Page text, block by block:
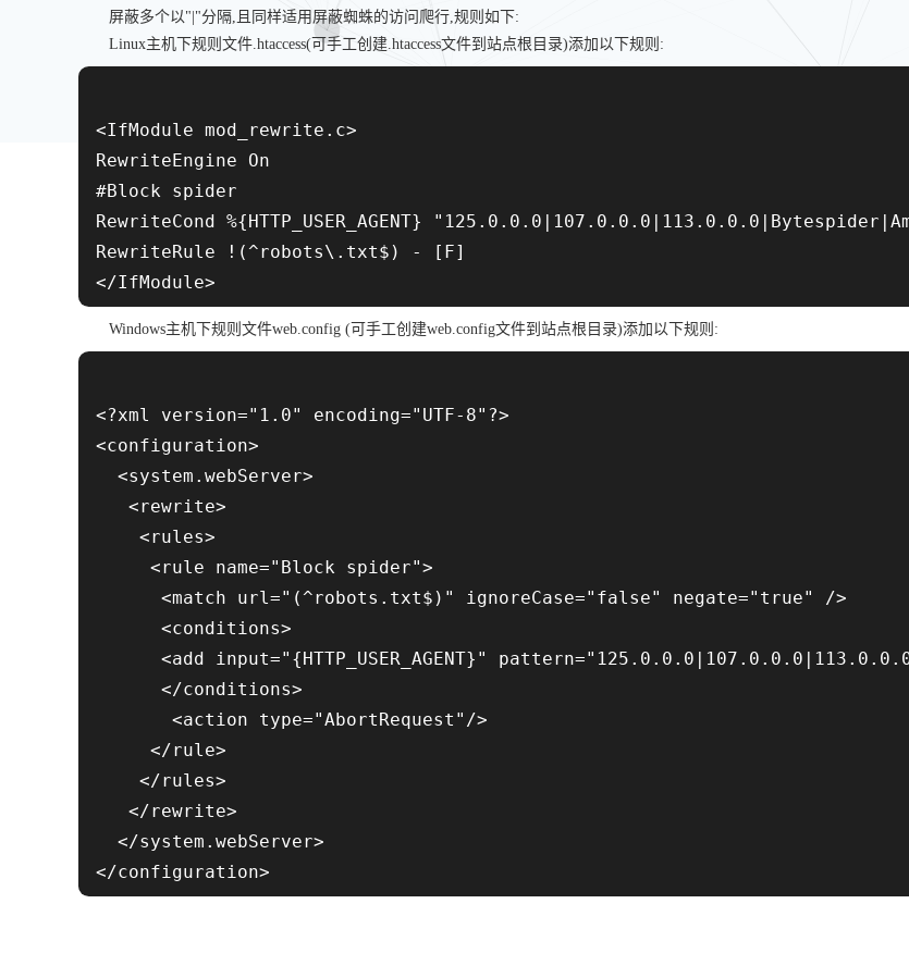
屏蔽多个以"|"分隔,且同样适用屏蔽蜘蛛的访问爬行,规则如下:
Linux主机下规则文件.htaccess(可手工创建.htaccess文件到站点根目录)添加以下规则:
<IfModule mod_rewrite.c>
RewriteEngine On
#Block spider
RewriteCond %{HTTP_USER_AGENT}
RewriteRule !(^robots\.txt$) - [F]
</IfModule>
Windows主机下规则文件web.config (可手工创建web.config文件到站点根目录)添加以下规则:
<?xml version="1.0" encoding="UTF-8"?>
<configuration>
<system.webServer>
<rewrite>
<rules>
<rule name="Block spider">
<match url="(^robots.txt$)" ignoreCase="false" negate="true" />
<conditions>
<add input="{HTTP_USER_AGENT}"
</conditions>
<action type="AbortRequest"/>
</rule>
</rules>
</rewrite>
</system.webServer>
</configuration>